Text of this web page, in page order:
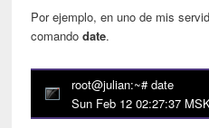
Por ejemplo, en uno de mis
comandodate.
root@julian:~# date
Sun Feb 12 02:27:37